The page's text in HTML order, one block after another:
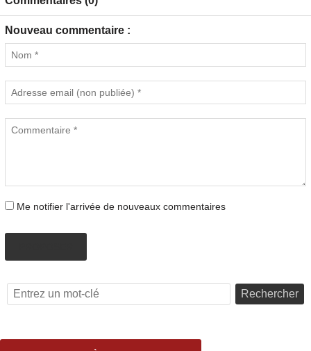
Nouveau commentaire :
Me notifier l'arrivée de nouveaux commentaires
Rechercher